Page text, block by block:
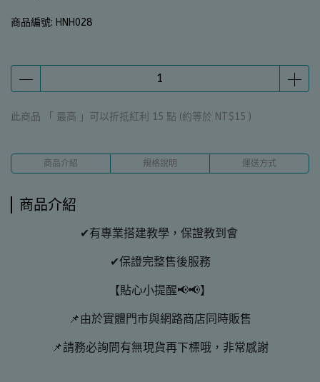
商品編號: HNH028
此商品 「 最高 」可以折抵紅利 15 點 (約等於 NT$15 )
商品介紹 規格說明 運送方式
商品介紹
✔有專業搭建教學，保證教到會
✔保證完整售後服務
【貼心小提醒📢📢】
📌由於實體門市與網路商店同時販售
📌請務必詢問有無現貨再下標哦，非常感謝